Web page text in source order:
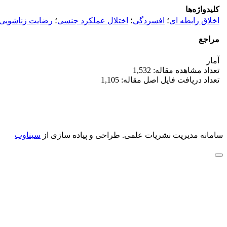
کلیدواژه‌ها
اخلاق رابطه ای؛ افسردگی؛ اختلال عملکرد جنسی؛ رضایت زناشویی
مراجع
آمار
تعداد مشاهده مقاله: 1,532
تعداد دریافت فایل اصل مقاله: 1,105
سامانه مدیریت نشریات علمی. طراحی و پیاده سازی از سیناوب